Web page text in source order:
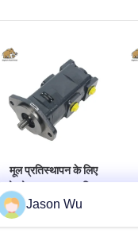
मूल प्रतिस्थापन के लिए
पंप वीओई 14644494
Jason Wu